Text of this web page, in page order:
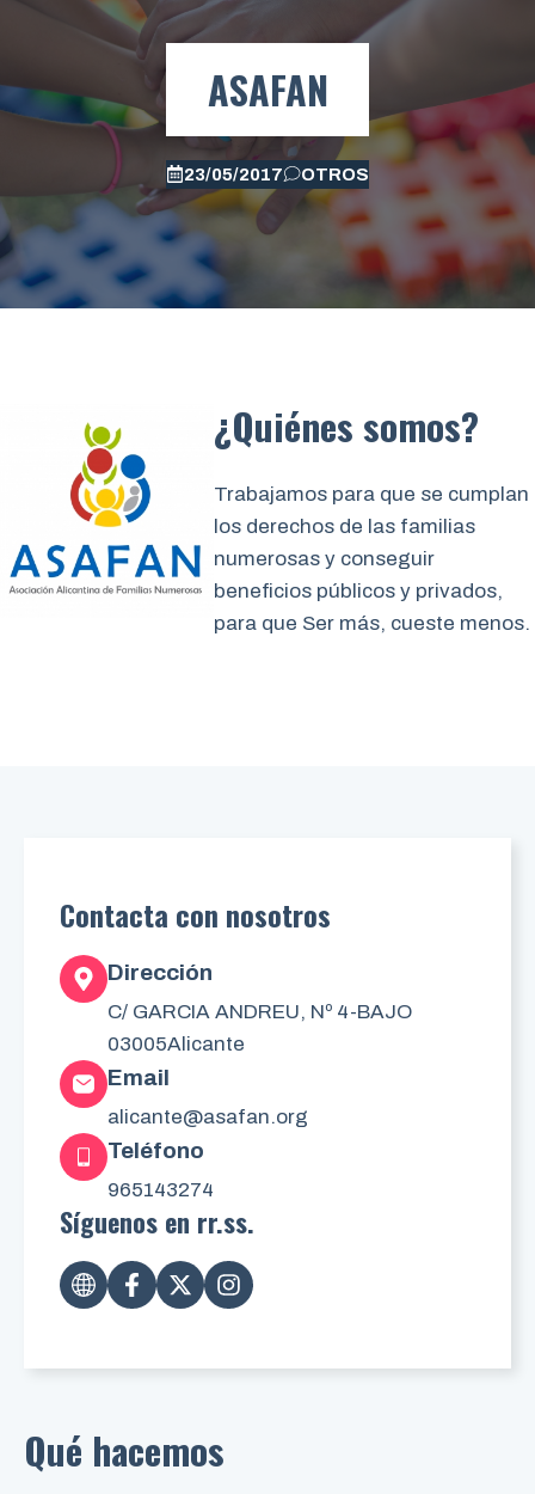
ASAFAN
23/05/2017 OTROS
¿Quiénes somos?
Trabajamos para que se cumplan
los derechos de las familias
numerosas y conseguir
beneficios públicos y privados,
para que Ser más, cueste menos.
Contacta con nosotros
Dirección
C/ GARCIA ANDREU, Nº 4-BAJO
03005Alicante
Email
alicante@asafan.org
Teléfono
965143274
Síguenos en rr.ss.
Qué hacemos